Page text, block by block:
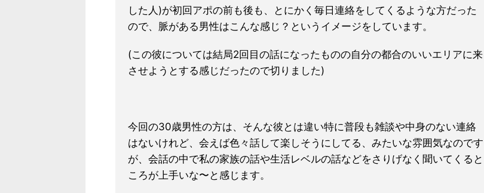
した人)が初回アポの前も後も、とにかく毎日連絡を してくるような方だった
ので、脈がある男性はこんな感じ？ というイメージをしています。
(この彼については結局2回目の話になったものの自分の都合のいいエリアに来
させようとする感じだったので切りました)
今回の30歳男性の方は、そんな彼とは違い特に普段も雑談や中身のない連絡
はないけれど、会えば色々話して楽しそうにしてる、 みたいな雰囲気なのです
が、会話の中で私の家族の話や生活レベルの話などをさりげなく聞いてくると
ころが上手いな〜と感じます。